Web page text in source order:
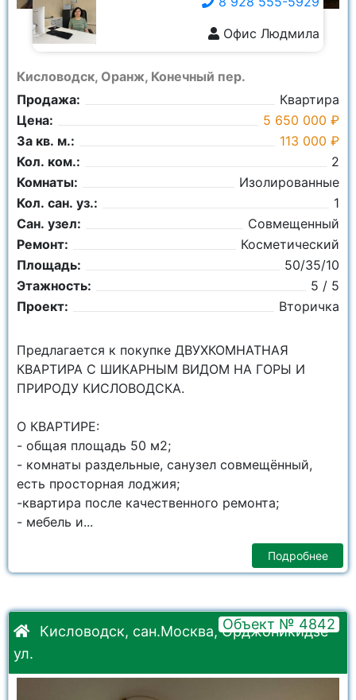
Кисловодск, Оранж, Конечный пер.
Продажа:
Квартира
Цена:
5 650 000 ₽
За кв. м.:
113 000 ₽
Кол. ком.:
2
Комнаты:
Изолированные
Кол. сан. уз.:
1
Сан. узел:
Совмещенный
Ремонт:
Косметический
Площадь:
50/35/10
Этажность:
5 / 5
Проект:
Вторичка
Офис Людмила
Предлагается к покупке ДВУХКОМНАТНАЯ
КВАРТИРА С ШИКАРНЫМ ВИДОМ НА ГОРЫ И
ПРИРОДУ КИСЛОВОДСКА.
О КВАРТИРЕ:
- общая площадь 50 м2;
- комнаты раздельные, санузел совмещённый,
есть просторная лоджия;
-квартира после качественного ремонта;
- мебель и...
Подробнее
Кисловодск, сан.Москва, Орджоникидзе
ул.
Объект № 4842